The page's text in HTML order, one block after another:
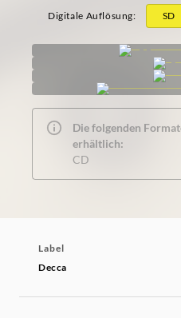
Digitale Auflösung: SD
Die folgenden
erhältlich:
CD
Label
Decca